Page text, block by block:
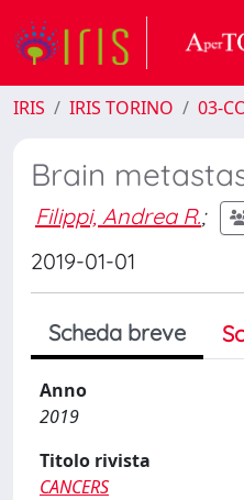
IRIS IRIS TORINO 03-
Brain
Filippi, Andrea R.;
2019-01-01
Scheda breve
Anno
2019
Titolo rivista
CANCERS